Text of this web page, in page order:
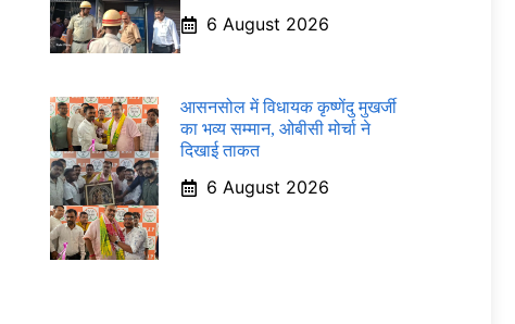
6 August 2026
आसनसोल में विधायक कृष्णेंदु मुखर्जी
का भव्य सम्मान, ओबीसी मोर्चा ने
दिखाई ताकत
6 August 2026